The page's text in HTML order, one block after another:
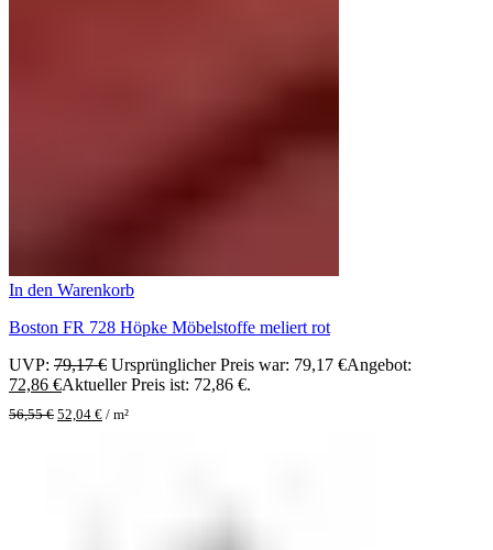
In den Warenkorb
Boston FR 728 Höpke Möbelstoffe meliert rot
UVP: 79,17€ Ursprünglicher Preis war: 79,17 €Angebot:
72,86 €Aktueller Preis ist: 72,86 €.
56,55€ 52,04 € / m²